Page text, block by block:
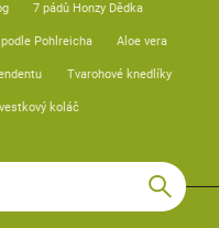
7 pádů Honzy Dědka
Pohlreicha Aloe vera
Tvarohové knedlíky
koláč